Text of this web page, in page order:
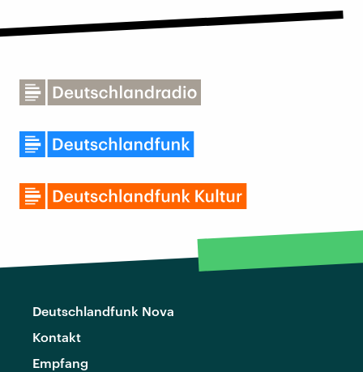
Deutschlandfunk Nova
Kontakt
Empfang